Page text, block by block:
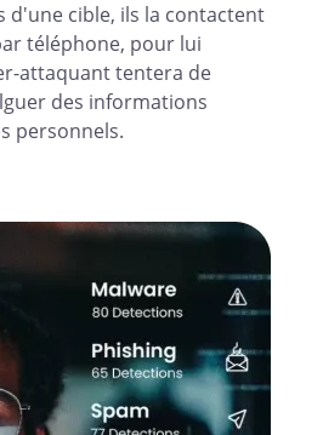
d'une cible, ils la contactent
téléphone, pour lui
attaquant tentera de
des informations
personnels.